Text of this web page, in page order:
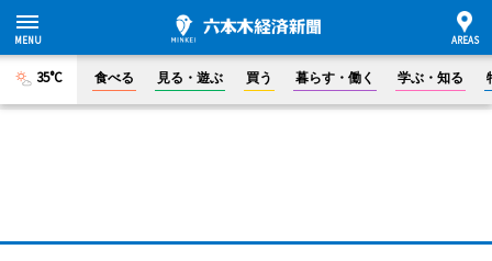
35°C 食べる 見る・遊ぶ 買う 暮らす・働く 学ぶ・知る